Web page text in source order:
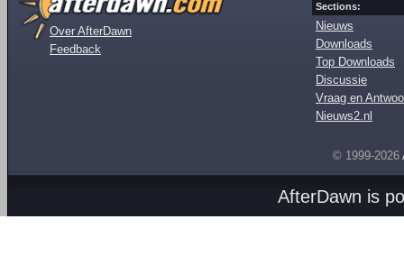
Over AfterDawn
Feedback
Sections:
Nieuws
Downloads
Top Downloads
Discussie
Vraag en
Nieuws2.nl
© 1999-2026
AfterDawn is